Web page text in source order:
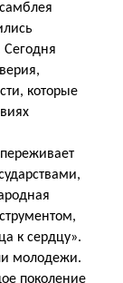
Сегодня
которые
к сердцу».
молодежи.
поколение